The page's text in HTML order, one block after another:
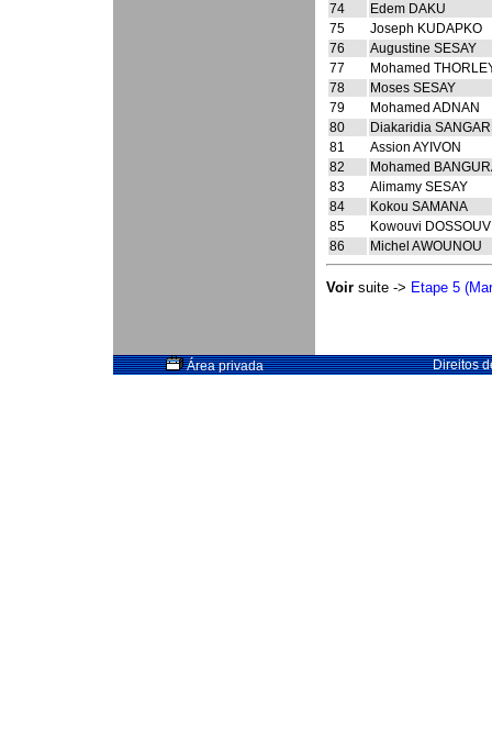
74
Edem DAKU
75
Joseph KUDAPKO
76
Augustine SESAY
77
Mohamed
78
Moses SESAY
79
Mohamed ADNAN
80
Diakaridia
81
Assion AYIVON
82
Mohamed
83
Alimamy SESAY
84
Kokou SAMANA
85
Kowouvi
86
Michel AWOUNOU
Voir suite -> Etape 5
Área privada Direitos